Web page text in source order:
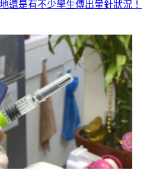
還是有不少學生傳出暈針狀況！